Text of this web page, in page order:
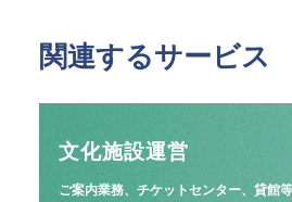
関連するサービス
文化施設運営
ご案内業務、チケットセンター、貸館